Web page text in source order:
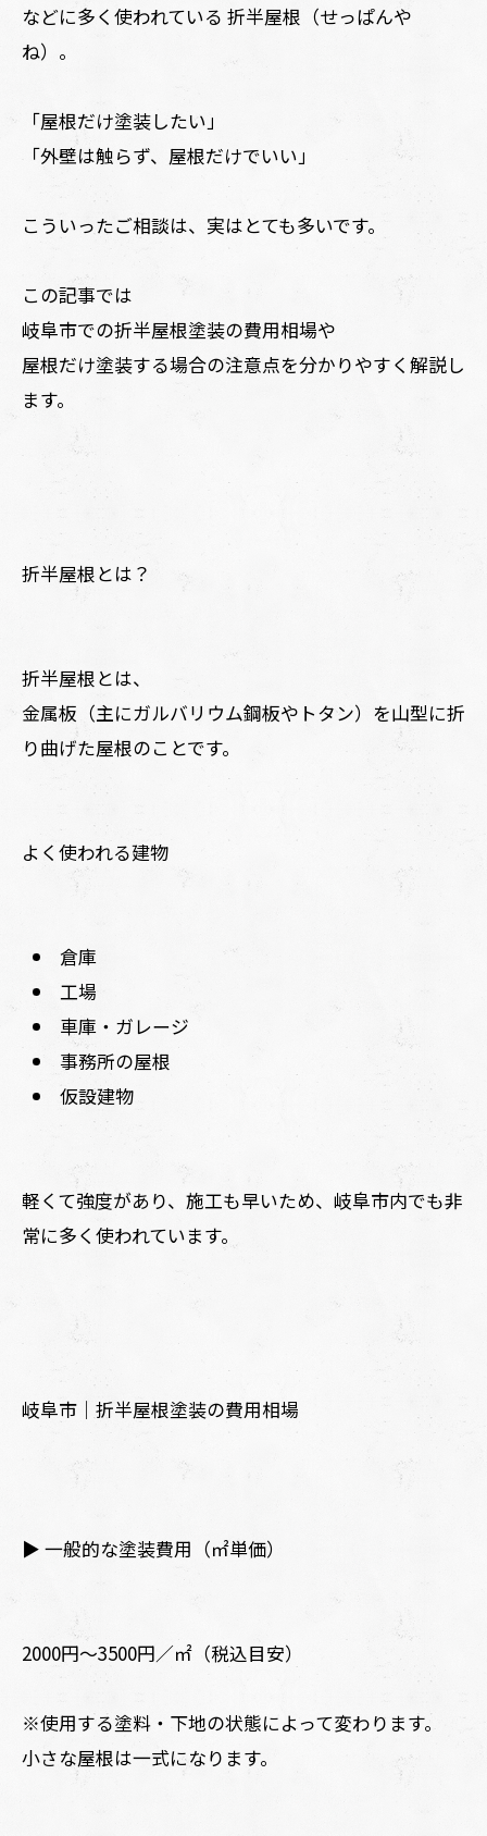
などに多く使われている 折半屋根（せっぱんや
ね）。
「屋根だけ塗装したい」
「外壁は触らず、屋根だけでいい」
こういったご相談は、実はとても多いです。
この記事では
岐阜市での折半屋根塗装の費用相場や
屋根だけ塗装する場合の注意点を分かりやすく解説し
ます。
折半屋根とは？
折半屋根とは、
金属板（主にガルバリウム鋼板やトタン）を山型に折
り曲げた屋根のことです。
よく使われる建物
倉庫
工場
車庫・ガレージ
事務所の屋根
仮設建物
軽くて強度があり、施工も早いため、岐阜市内でも非
常に多く使われています。
岐阜市｜折半屋根塗装の費用相場
▶ 一般的な塗装費用（㎡単価）
2000円〜3500円／㎡（税込目安）
※使用する塗料・下地の状態によって変わります。
小さな屋根は一式になります。